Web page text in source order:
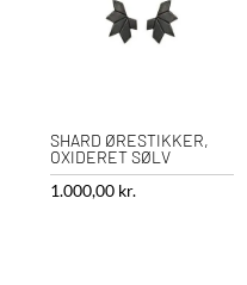
SHARD ØRESTIKKER,
OXIDERET SØLV
1.000,00 kr.